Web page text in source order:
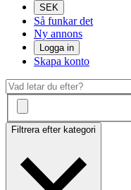
SEK
Så funkar det
Ny annons
Logga in
Skapa konto
Filtrera efter kategori